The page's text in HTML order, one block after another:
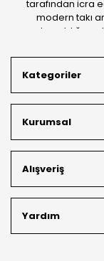
tarafından icra
modern takı
Mardin’in tarihi
bütçeye uygun
hazırlıyor;
Kategoriler
Kurumsal
Alışveriş
Yardım